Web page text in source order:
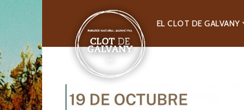
EL CLOT DE GALVANY